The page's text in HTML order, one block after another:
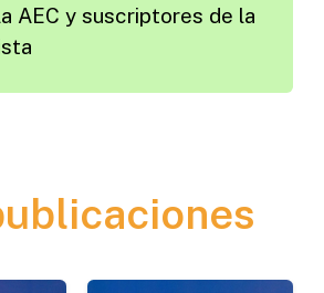
AEC y suscriptores de la